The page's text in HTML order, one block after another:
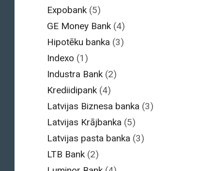
Expobank (5)
GE Money Bank (4)
Hipotēku banka (3)
Indexo (1)
Industra Bank (2)
Krediidipank (4)
Latvijas Biznesa banka (3)
Latvijas Krājbanka (5)
Latvijas pasta banka (3)
LTB Bank (2)